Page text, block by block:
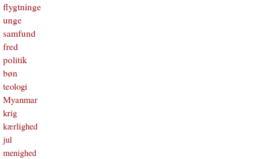
flygtninge
unge
samfund
fred
politik
bøn
teologi
Myanmar
krig
kærlighed
jul
menighed